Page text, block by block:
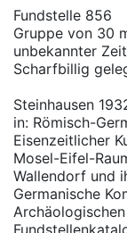
Fundstelle 856
Gruppe von 30
unbekannter
Scharfbillig
Steinhausen
in: Römisch-
Eisenzeitlicher
Mosel-Eifel-
Wallendorf und
Germanische